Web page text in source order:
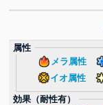
属性
メラ属性
イオ属性
効果（耐性有）